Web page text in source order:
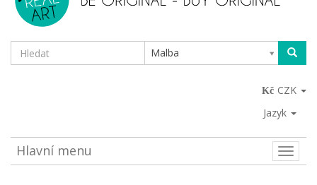
Malba
CZK
Jazyk
Toggle
Hlavní menu